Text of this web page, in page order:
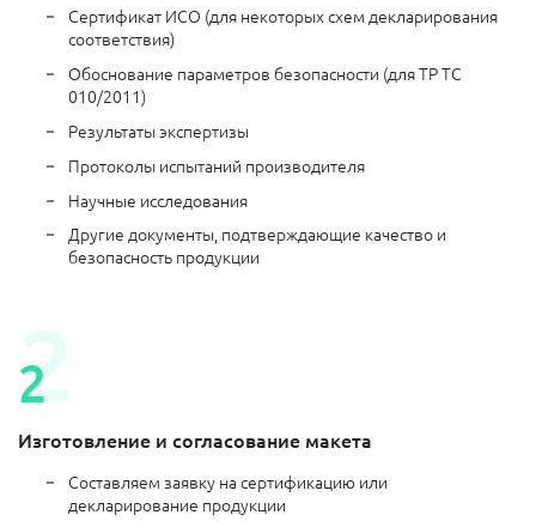
Сертификат ИСО (для некоторых схем декларирования
соответствия)
Обоснование параметров безопасности (для ТР ТС
010/2011)
Результаты экспертизы
Протоколы испытаний производителя
Научные исследования
Другие документы, подтверждающие качество и
безопасность продукции
Изготовление и согласование макета
Составляем заявку на сертификацию или
декларирование продукции